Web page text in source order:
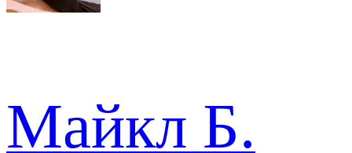
Майкл Б.